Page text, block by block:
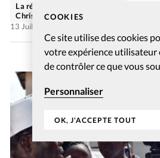
COOKIES
Ce site utilise des cookies
votre expérience utilisateur
de contrôler ce que vous
Personnaliser
OK, J'ACCEPTE TOUT
La rédaction de
Christianisme Aujourd'hui
13 Juil 2026